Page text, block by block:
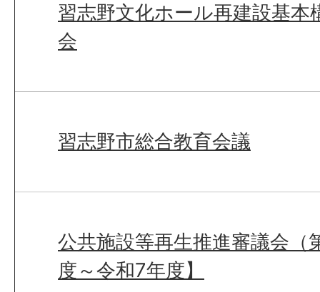
習志野文化ホール再建設基本
会
習志野市総合教育会議
公共施設等再生推進審議会（
度～令和7年度】